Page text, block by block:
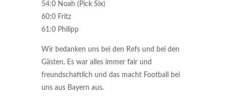
54:0 Noah (Pick Six)
60:0 Fritz
61:0 Philipp
Wir bedanken uns bei den Refs und bei den
Gästen. Es war alles immer fair und
freundschaftlich und das macht Football bei
uns aus Bayern aus.